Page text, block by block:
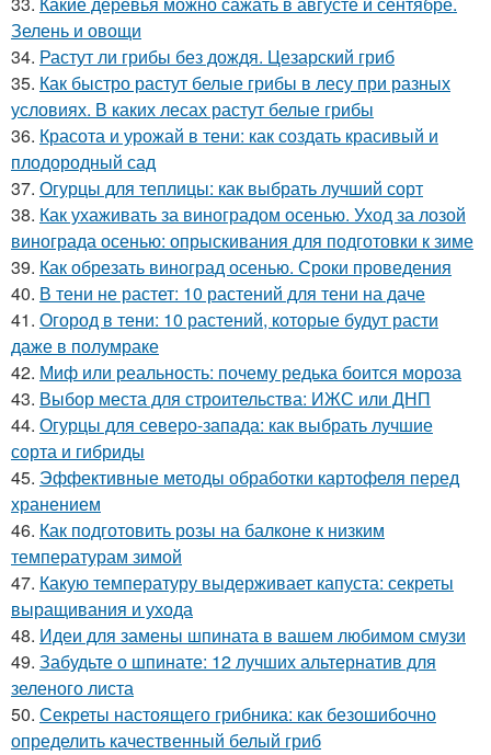
Зелень и овощи
34. Растут ли грибы без дождя. Цезарский гриб
35. Как быстро растут белые грибы в лесу при разных
условиях. В каких лесах растут белые грибы
36. Красота и урожай в тени: как создать красивый и
плодородный сад
37. Огурцы для теплицы: как выбрать лучший сорт
38. Как ухаживать за виноградом осенью. Уход за лозой
винограда осенью: опрыскивания для подготовки к зиме
39. Как обрезать виноград осенью. Сроки проведения
40. В тени не растет: 10 растений для тени на даче
41. Огород в тени: 10 растений, которые будут расти
даже в полумраке
42. Миф или реальность: почему редька боится мороза
43. Выбор места для строительства: ИЖС или ДНП
44. Огурцы для северо-запада: как выбрать лучшие
сорта и гибриды
45. Эффективные методы обработки картофеля перед
хранением
46. Как подготовить розы на балконе к низким
температурам зимой
47. Какую температуру выдерживает капуста: секреты
выращивания и ухода
48. Идеи для замены шпината в вашем любимом смузи
49. Забудьте о шпинате: 12 лучших альтернатив для
зеленого листа
50. Секреты настоящего грибника: как безошибочно
определить качественный белый гриб